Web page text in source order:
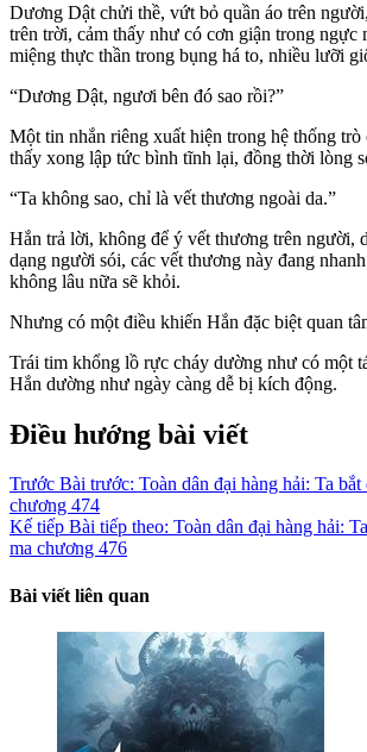
Dương Dật chửi thề, vứt bỏ quần áo trên
trên trời, cảm thấy như có cơn giận trong ngực
miệng thực thần trong bụng há to, nhiều lưỡi
“Dương Dật, ngươi bên đó sao rồi?”
Một tin nhắn riêng xuất hiện trong hệ thống
thấy xong lập tức bình tĩnh lại, đồng thời lòng
“Ta không sao, chỉ là vết thương ngoài da.”
Hắn trả lời, không để ý vết thương trên người,
dạng người sói, các vết thương này đang
không lâu nữa sẽ khỏi.
Nhưng có một điều khiến Hắn đặc biệt quan
Trái tim khổng lồ rực cháy dường như có một
Hắn dường như ngày càng dễ bị kích động.
Điều hướng bài viết
Trước Bài trước: Toàn dân đại hàng hải: Ta
chương 474
Kế tiếp Bài tiếp theo: Toàn dân đại hàng hải:
ma chương 476
Bài viết liên quan